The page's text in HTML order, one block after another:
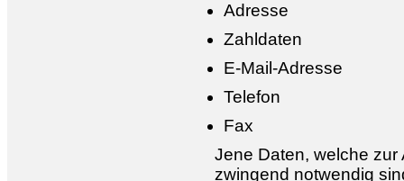
Adresse
Zahldaten
E-Mail-Adresse
Telefon
Fax
Jene Daten, welche
zwingend notwendig